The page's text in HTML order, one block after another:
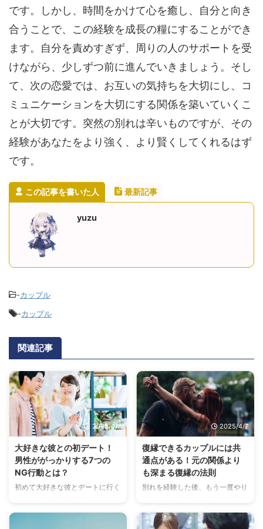
です。しかし、時間をかけて心を癒し、自分と向き
合うことで、この経験を成長の糧にすることができ
ます。自分を責めすぎず、周りの人のサポートを受
けながら、少しずつ前に進んでいきましょう。そし
て、次の恋愛では、お互いの気持ちを大切にし、コ
ミュニケーションを大切にする関係を築いていくこ
とが大切です。突然の別れは辛いものですが、その
経験があなたをより強く、より賢くしてくれるはず
です。
この記事を書いた人 最新記事
yuzu
-カップル
-カップル
関連記事
2025/4/7
大好きな彼との初デート！
男性ががっかりする7つの
NG行動とは？
初めて大好きな彼とデートに行く
がデート中のマナー。ここでは、
2025/4/7
復縁できるカップルには共
通点がある！元の関係より
も深まる復縁の法則
別れを経験した後、もう一度やり
す。でも、すべてのカップルが復
縁に成功するわけではありませ